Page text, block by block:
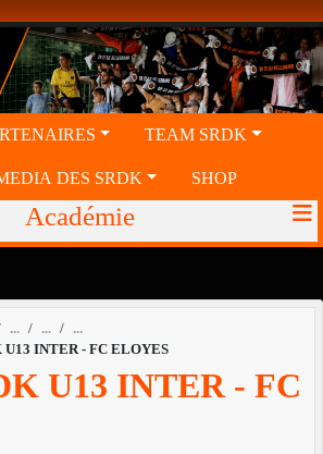
TEAM SRDK
DES SRDK SHOP
Académie
U13 INTER - FC ELOYES
U13 INTER - FC